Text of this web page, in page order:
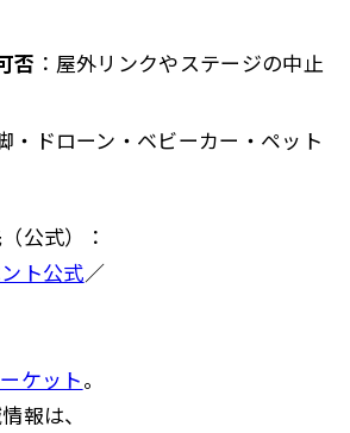
否 ：屋外リンクやステージの中止
・ドローン・ベビーカー・ペット
公式）：
ト公式／
ケット。
報は、